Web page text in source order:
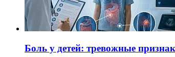
Боль у детей: тревожные